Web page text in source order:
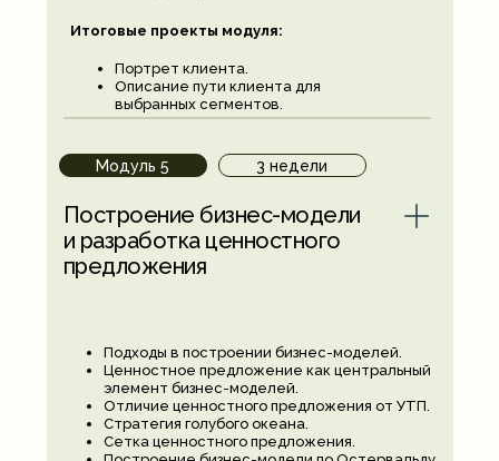
Итоговые проекты модуля:
Портрет клиента.
Описание пути клиента для
выбранных сегментов.
Модуль 5
Построение бизнес-модели
и разработка ценностного
предложения
3 недели
Подходы в построении бизнес-моделей.
Ценностное предложение как центральный
элемент бизнес-моделей.
Отличие ценностного предложения от УТП.
Стратегия голубого океана.
Сетка ценностного предложения.